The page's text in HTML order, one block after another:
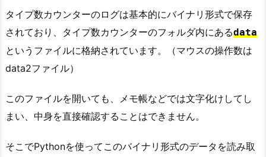
タイプ数カウンターのログは基本的にバイナリ形式で保存
されており、タイプ数カウンターのフォルダ内にあるdata
というファイルに格納されています。（マウスの操作数は
data2ファイル）
このファイルを開いても、メモ帳などでは文字化けしてし
まい、中身を直接確認することはできません。
そこでPythonを使ってこのバイナリ形式のデータを読み取